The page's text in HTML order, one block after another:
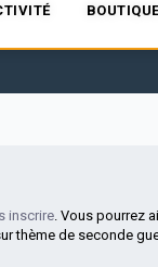
inscrire . Vous pourrez
thème de seconde